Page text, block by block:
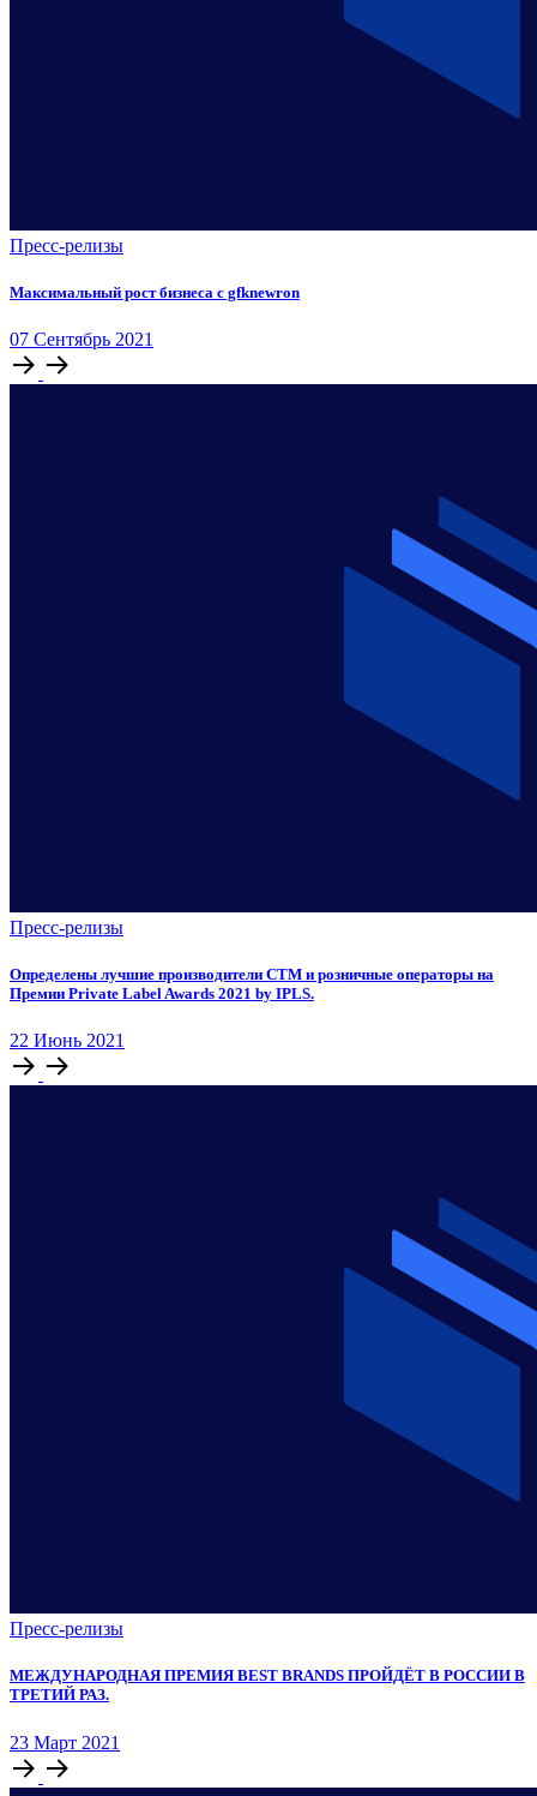
Пресс-релизы
Максимальный рост бизнеса с gfknewron
07 Сентябрь 2021
Пресс-релизы
Определены лучшие производители СТМ и розничные операторы на
Премии Private Label Awards 2021 by IPLS.
22 Июнь 2021
Пресс-релизы
МЕЖДУНАРОДНАЯ ПРЕМИЯ BEST BRANDS ПРОЙДЁТ В РОССИИ В
ТРЕТИЙ РАЗ.
23 Март 2021